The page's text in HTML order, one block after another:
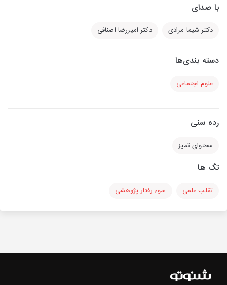
با صدای
دکتر شیما مرادی دکتر امیررضا اصنافی
دسته بندی‌ها
علوم اجتماعی
رده سنی
محتوای تمیز
تگ ها
تقلب علمی سوء رفتار پژوهشی